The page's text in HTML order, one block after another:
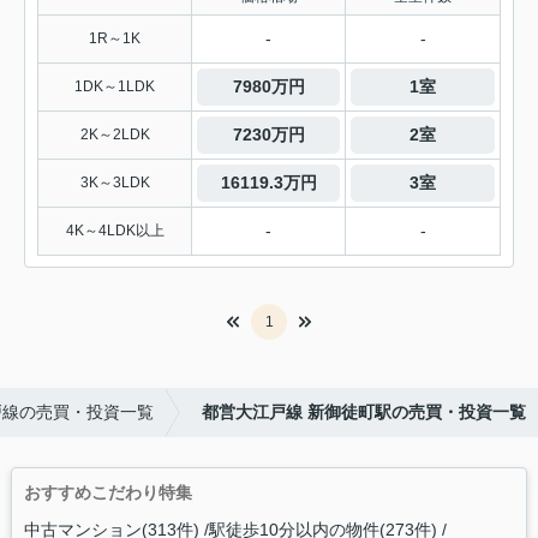
1R～1K - -
1DK～1LDK 7980万円 1室
2K～2LDK 7230万円 2室
3K～3LDK 16119.3万円 3室
4K～4LDK以上 - -
1
の売買・投資一覧 都営大江戸線 新御徒町駅の売買・投資一覧
おすすめこだわり特集
中古マンション(313件) 駅徒歩10分以内の物件(273件)